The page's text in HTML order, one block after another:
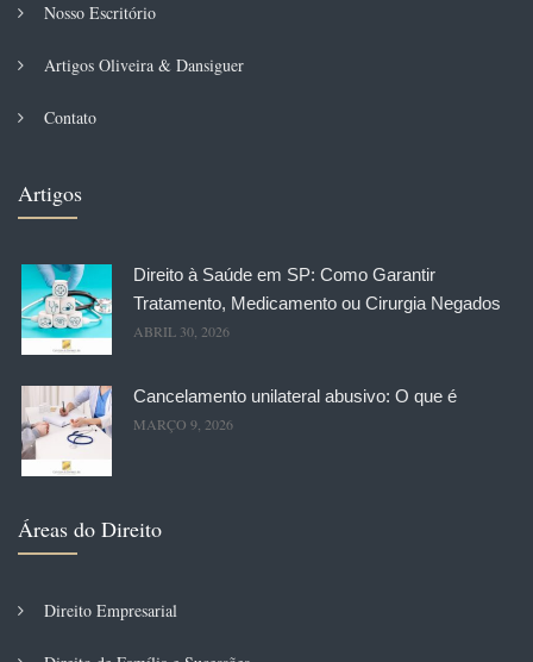
Nosso Escritório
Artigos Oliveira & Dansiguer
Contato
Artigos
Direito à Saúde em SP: Como Garantir
Tratamento, Medicamento ou Cirurgia Negados
ABRIL 30, 2026
Cancelamento unilateral abusivo: O que é
MARÇO 9, 2026
Áreas do Direito
Direito Empresarial